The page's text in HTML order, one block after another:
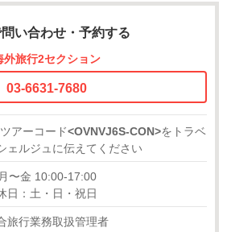
い合わせ・予約する
外旅行2セクション
03-6631-7680
アーコード<OVNVJ6S-CON>をトラベ
ェルジュに伝えてください
月〜金 10:00-17:00
日：土・日・祝日
旅行業務取扱管理者